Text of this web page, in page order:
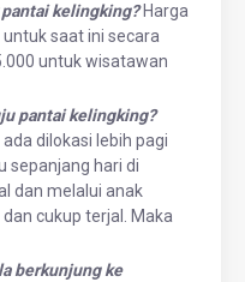
kelingking?Harga
saat ini secara
untuk wisatawan
pantai kelingking?
dilokasi lebih pagi
sepanjang hari di
dan melalui anak
cukup terjal. Maka
berkunjung ke